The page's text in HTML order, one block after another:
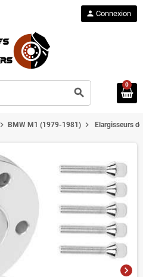
search
person Connexion
0
chevron_right BMW M1 (1979-1981) chevron_right Elargisseurs
chevron_right